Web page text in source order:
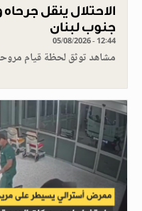
الاحتلال ينقل
جنوب لبنان
05/08/2026 - 12:44
مشاهد توثق لحظة قيام